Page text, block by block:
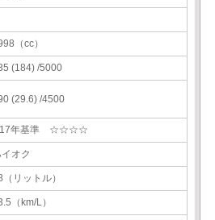
（cc）
(184) /5000
(29.6) /4500
年基準 ☆☆☆☆
オク
（リットル）
（km/L）